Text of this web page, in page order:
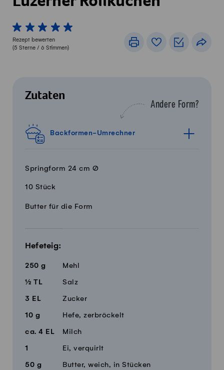
1 von 5 Sterne
2 von 5 Sterne
3 von 5 Sterne
4 von 5 Sterne
5 von 5 Sterne
Rezept bewerten
(5 Sterne / 6 Stimmen)
DruckenRezeptbuch
Zutaten
Andere Form?
Backformen-Umrechner
Springform 24 cm Ø
10 Stück
Menge Zutaten
Butter für die Form
Hefeteig:
250 g Mehl
½ TL Salz
3 EL Zucker
10 g Hefe, zerbröckelt
ca. 4 EL Milch
1 Ei, verquirlt
50 g Butter, weich, in Stücken